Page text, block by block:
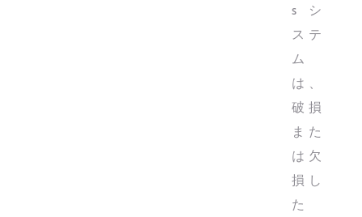
sシ
ステ
ム
は、
破損
また
は欠
損し
た